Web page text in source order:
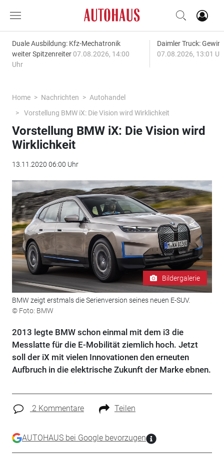
Duale Ausbildung: Kfz-Mechatronik
weiter Spitzenreiter 07.08.2026, 14:00
Uhr
Daimler Truck:
07.08.2026, 13:01
Home Nachrichten
Autohandel
Vorstellung BMW iX: Die Vision wird Wirklichkeit
Vorstellung BMW iX: Die Vision wird
Wirklichkeit
13.11.2020 06:00 Uhr
Bildergalerie
BMW zeigt erstmals die Serienversion seines neuen E-SUV.
© Foto: BMW
2013 legte BMW schon einmal mit dem i3 die
Messlatte für die E-Mobilität ziemlich hoch. Jetzt
soll der iX mit vielen Innovationen den erneuten
Aufbruch in die elektrische Zukunft der Marke ebnen.
2 Kommentare Teilen
AUTOHAUS bei Google bevorzugen